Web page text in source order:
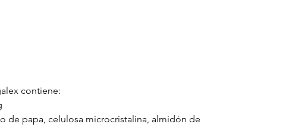
contiene:
de papa, celulosa microcristalina, almidón de